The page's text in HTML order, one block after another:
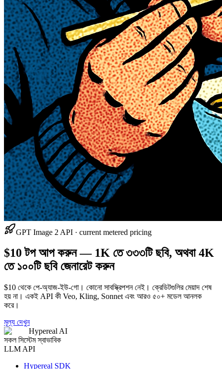
GPT Image 2 API · current metered pricing
$10 টপ আপ করুন — 1K তে ৩৩৩টি ছবি, অথবা 4K
তে ১০০টি ছবি জেনারেট করুন
$10 থেকে পে-অ্যাজ-ইউ-গো। কোনো সাবস্ক্রিপশন নেই। ক্রেডিটগুলির মেয়াদ শেষ
হয় না। একই API কী Veo, Kling, Sonnet এবং আরও ৫০+ মডেল আনলক
করে।
মূল্য দেখুন
Hypereal AI
সকল সিস্টেম স্বাভাবিক
LLM API
Hypereal SDK